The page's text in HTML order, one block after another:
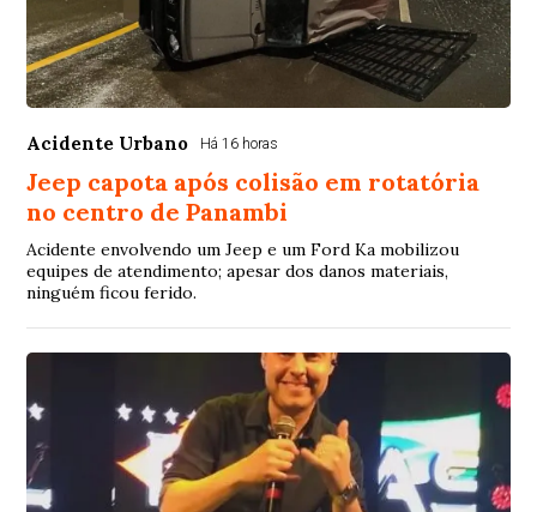
Acidente Urbano Há 16 horas
Jeep capota após colisão em rotatória
no centro de Panambi
Acidente envolvendo um Jeep e um Ford Ka mobilizou
equipes de atendimento; apesar dos danos materiais,
ninguém ficou ferido.